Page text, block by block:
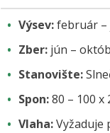
Výsev:február –
Zber: jún –
Stanovište:
Spon:80 – 100 x
Vlaha:Vyžaduje